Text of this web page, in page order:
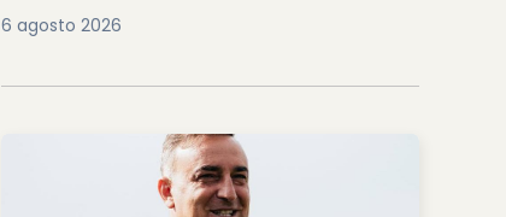
6 agosto 2026